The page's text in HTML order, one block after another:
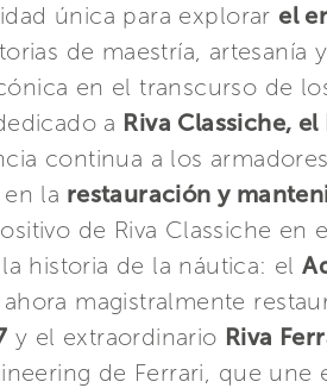
única para explorar el
de maestría, artesanía
en el transcurso de
a Riva Classiche,
continua a los
la restauración y
de Riva Classiche en
historia de la náutica: el
magistralmente
y el extraordinario Riva
de Ferrari, que une